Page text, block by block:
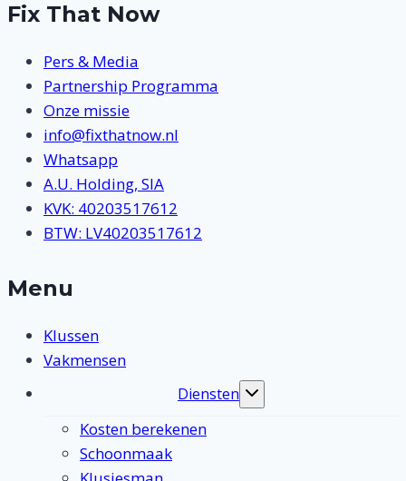
Fix That Now
Pers & Media
Partnership Programma
Onze missie
info@fixthatnow.nl
Whatsapp
A.U. Holding, SIA
KVK: 40203517612
BTW: LV40203517612
Menu
Klussen
Vakmensen
Diensten
Toggle
Kosten berekenen
Schoonmaak